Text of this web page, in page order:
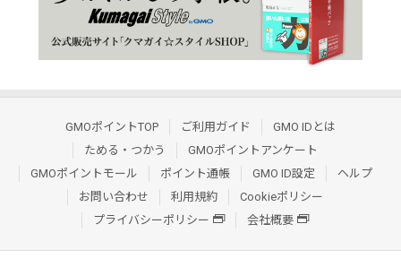
GMOポイントTOP ご利用ガイド
GMO IDとは
ためる・つかう
GMOポイントアンケート
GMOポイントモール
ポイント通帳 GMO ID設定
ヘルプ
お問い合わせ
利用規約
Cookieポリシー
プライバシーポリシー
会社概要